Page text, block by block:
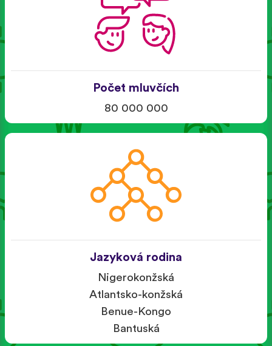
Počet mluvčích
80 000 000
Jazyková rodina
Nigerokonžská
Atlantsko-konžská
Benue-Kongo
Bantuská